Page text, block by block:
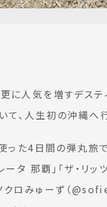
に人気を増すデステ
て、人生初の沖縄へ
た4日間の弾丸旅
タ 那覇」「ザ・リ
クロみゅーず（